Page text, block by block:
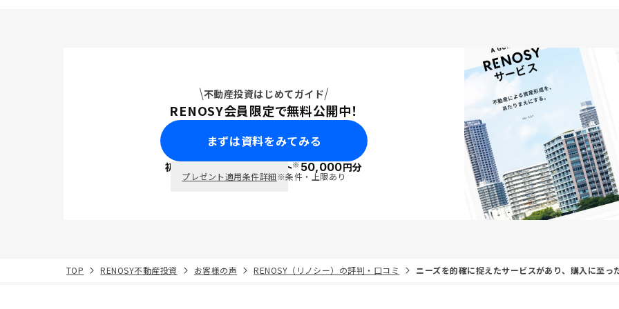
不動産投資はじめてガイド
RENOSY会員限定で無料公開中！
まずは資料をみてみる
初回面談で ポイント※50,000円分
プレゼント適用条件詳細※条件・上限あり
TOP RENOSY不動産投資 お客様の声 RENOSY（リノシー）の評判・口コミ ニーズを的確に捉えたサービスがあり、購入に至っ